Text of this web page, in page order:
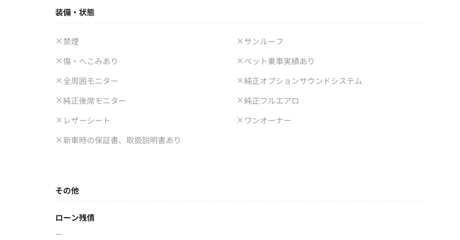
装備・状態
禁煙
サンルーフ
傷・へこみあり
ペット乗車実績あり
全周囲モニター
純正オプションサウンドシステム
純正後席モニター
純正フルエアロ
レザーシート
ワンオーナー
新車時の保証書、取扱説明書あり
その他
ローン残債
－